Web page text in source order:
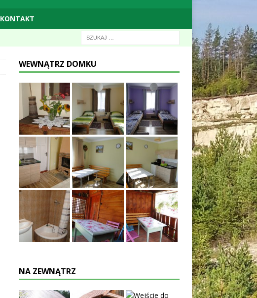
KONTAKT
WEWNĄTRZ DOMKU
NA ZEWNĄTRZ